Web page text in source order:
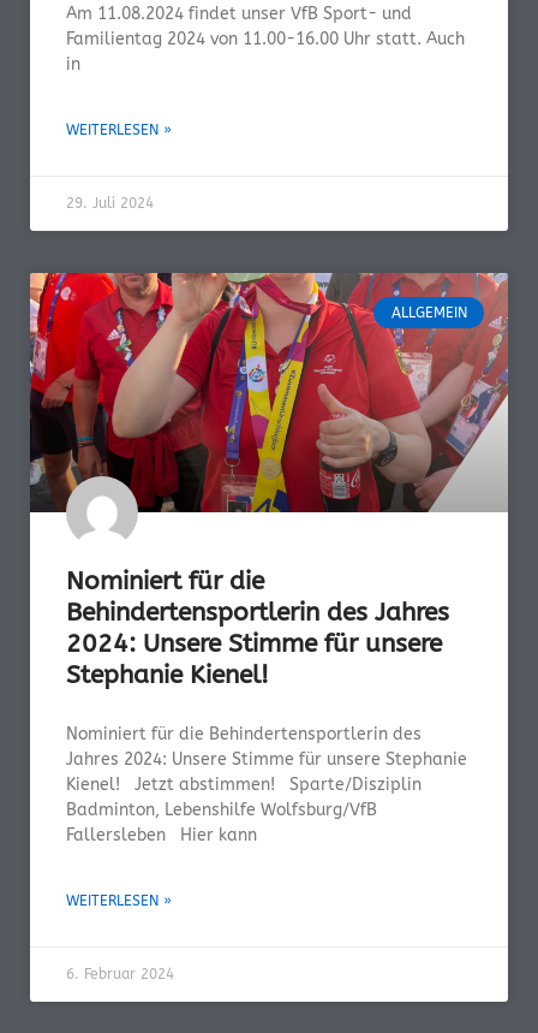
Am 11.08.2024 findet unser VfB Sport- und
Familientag 2024 von 11.00-16.00 Uhr statt. Auch
in
WEITERLESEN »
29. Juli 2024
ALLGEMEIN
Nominiert für die
Behindertensportlerin des Jahres
2024: Unsere Stimme für unsere
Stephanie Kienel!
Nominiert für die Behindertensportlerin des
Jahres 2024: Unsere Stimme für unsere Stephanie
Kienel! Jetzt abstimmen! Sparte/Disziplin
Badminton, Lebenshilfe Wolfsburg/VfB
Fallersleben Hier kann
WEITERLESEN »
6. Februar 2024